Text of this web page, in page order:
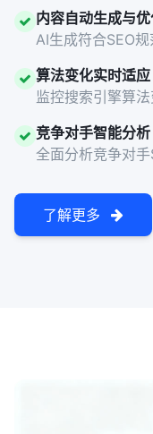
内容自动生成与
AI生成符合SEO
算法变化实时适应
监控搜索引擎算
竞争对手智能分析
全面分析竞争对
了解更多